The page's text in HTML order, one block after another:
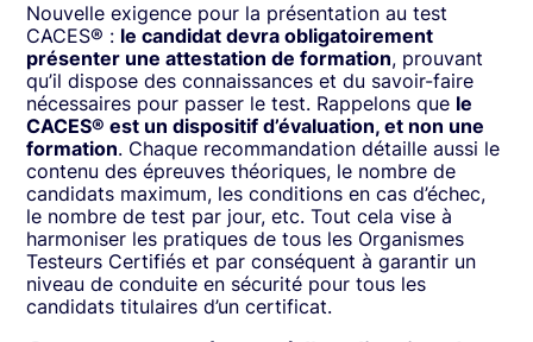
Nouvelle exigence pour la présentation au test
CACES® : le candidat devra obligatoirement
présenter une attestation de formation, prouvant
qu’il dispose des connaissances et du savoir-faire
nécessaires pour passer le test. Rappelons que le
CACES® est un dispositif d’évaluation, et non une
formation. Chaque recommandation détaille aussi le
contenu des épreuves théoriques, le nombre de
candidats maximum, les conditions en cas d’échec,
le nombre de test par jour, etc. Tout cela vise à
harmoniser les pratiques de tous les Organismes
Testeurs Certifiés et par conséquent à garantir un
niveau de conduite en sécurité pour tous les
candidats titulaires d’un certificat.